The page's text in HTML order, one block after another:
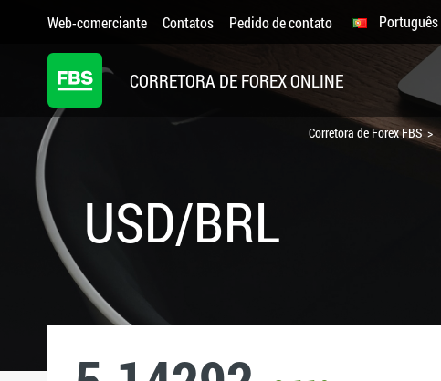
Web-comerciante Contatos Pedido de contato Português
CORRETORA DE FOREX ONLINE
Corretora de Forex FBS
USD/BRL